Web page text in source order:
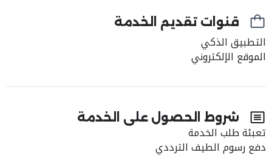
قنوات تقديم الخدمة
التطبيق الذكي
الموقع الإلكتروني
شروط الحصول على الخدمة
تعبئة طلب الخدمة
دفع رسوم الطيف الترددي